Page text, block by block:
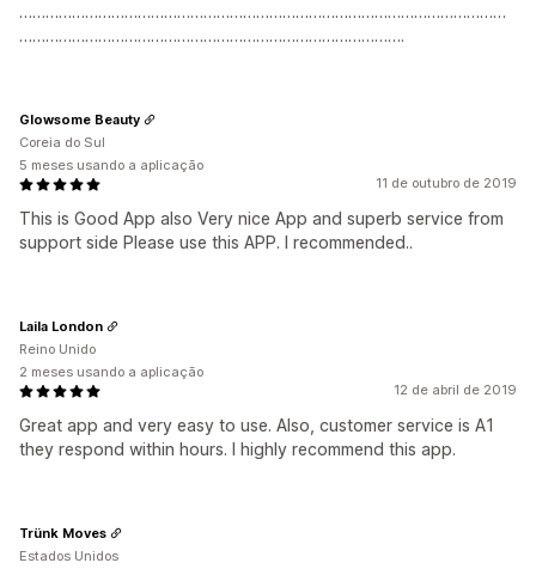
…………………………………………………………………………………………………
…………………………………………………………………………….
11 de outubro de 2019
This is Good App also Very nice App and superb service from
support side Please use this APP. I recommended..
Glowsome Beauty
Coreia do Sul
5 meses usando a aplicação
12 de abril de 2019
Great app and very easy to use. Also, customer service is A1
they respond within hours. I highly recommend this app.
Laila London
Reino Unido
2 meses usando a aplicação
Trünk Moves
Estados Unidos